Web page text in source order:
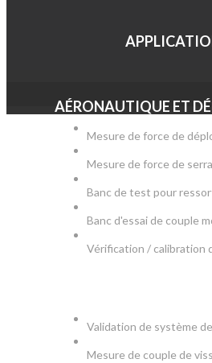
AÉRONAUTIQUE ET
Mesure de force de
Mesure de force de
Banc de test pour
Banc d'essai de couple
Vérification / calibration
Validation de système
Mesure de couple de